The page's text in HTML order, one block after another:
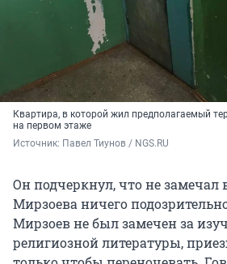
Квартира, в которой жил предполагаемый
на первом этаже
Источник: Павел Тиунов / NGS.RU
Он подчеркнул, что не замечал
Мирзоева ничего
Мирзоев не был замечен за
религиозной литературы,